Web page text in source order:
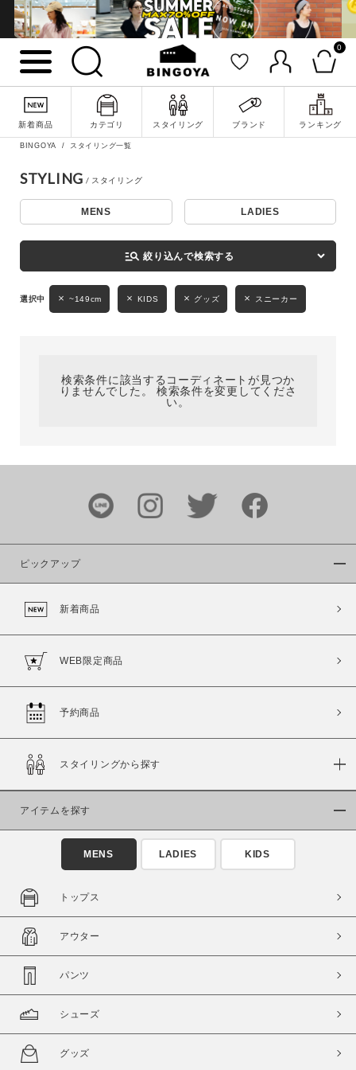
0
新着商品 カテゴリ スタイリング ブランド ランキング
詳細検索
カラー
価格
～
商品タイプ
通常商品 予約商品
在庫
在庫あり 在庫なし含む
BINGOYA スタイリング一覧
STYLING
MENS LADIES
manage_search 絞り込んで検索する
~149cm KIDS グッズ スニーカー
検索条件に該当するコーディネートが見つか
りませんでした。 検索条件を変更してくださ
い。
ピックアップ
新着商品
WEB限定商品
予約商品
スタイリングから探す
アイテムを探す
MENS LADIES KIDS
トップス
アウター
パンツ
シューズ
グッズ